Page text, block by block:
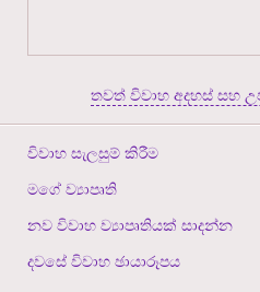
තවත් විවාහ අදහස් සහ
විවාහ සැලසුම් කිරීම
මගේ ව්‍යාපෘති
නව විවාහ ව්‍යාපෘතියක් සාදන්න
දවසේ විවාහ ඡායාරූපය